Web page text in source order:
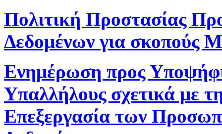
Πολιτική Προστασίας
Δεδομένων για σκοπούς
Ενημέρωση προς
Υπαλλήλους σχετικά με
Επεξεργασία των